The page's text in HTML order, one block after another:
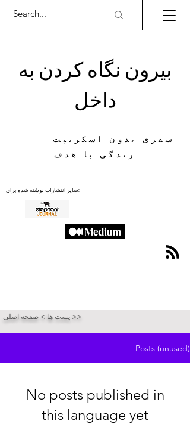
سفری بدون اسکریپت
زندگی با هدف
بیرون نگاه کردن به
داخل
سایر انتشارات نوشته شده برای:
پست ها > صفحه اصلی >>
Posts (unused)
No posts published in
this language yet